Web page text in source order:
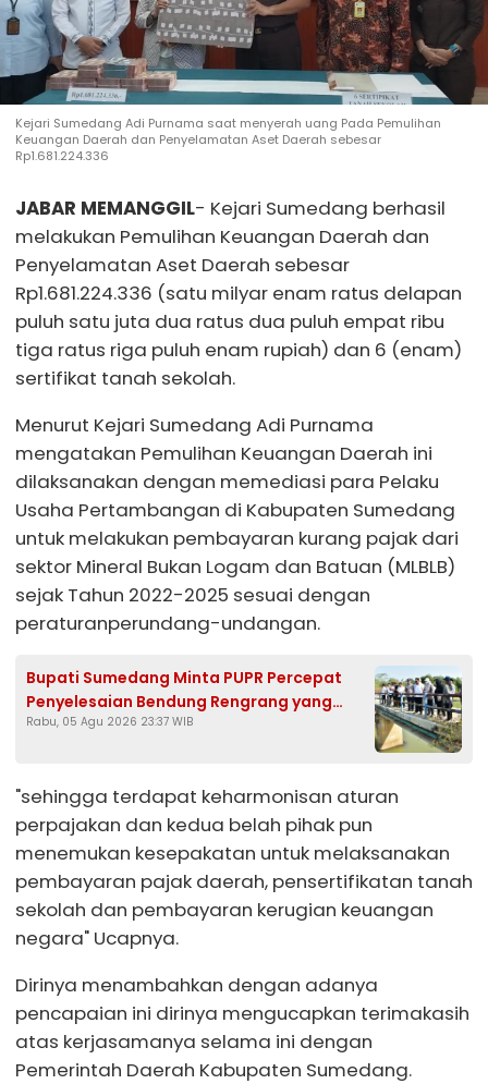
Kejari Sumedang Adi Purnama saat menyerah uang Pada Pemulihan
Keuangan Daerah dan Penyelamatan Aset Daerah sebesar
Rp1.681.224.336
JABAR MEMANGGIL- Kejari Sumedang berhasil
melakukan Pemulihan Keuangan Daerah dan
Penyelamatan Aset Daerah sebesar
Rp1.681.224.336 (satu milyar enam ratus delapan
puluh satu juta dua ratus dua puluh empat ribu
tiga ratus riga puluh enam rupiah) dan 6 (enam)
sertifikat tanah sekolah.
Menurut Kejari Sumedang Adi Purnama
mengatakan Pemulihan Keuangan Daerah ini
dilaksanakan dengan memediasi para Pelaku
Usaha Pertambangan di Kabupaten Sumedang
untuk melakukan pembayaran kurang pajak dari
sektor Mineral Bukan Logam dan Batuan (MLBLB)
sejak Tahun 2022-2025 sesuai dengan
peraturanperundang-undangan.
Bupati Sumedang Minta PUPR Percepat
Penyelesaian Bendung Rengrang yang
Belum Berfungsi Optimal
Rabu, 05 Agu 2026 23:37 WIB
"sehingga terdapat keharmonisan aturan
perpajakan dan kedua belah pihak pun
menemukan kesepakatan untuk melaksanakan
pembayaran pajak daerah, pensertifikatan tanah
sekolah dan pembayaran kerugian keuangan
negara" Ucapnya.
Dirinya menambahkan dengan adanya
pencapaian ini dirinya mengucapkan terimakasih
atas kerjasamanya selama ini dengan
Pemerintah Daerah Kabupaten Sumedang.